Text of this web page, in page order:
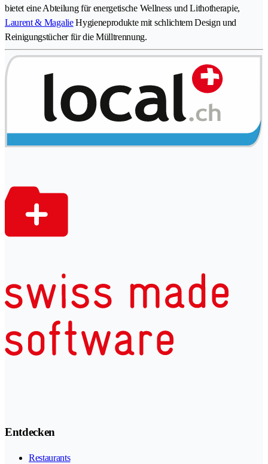
bietet eine Abteilung für energetische Wellness und Lithotherapie,
Laurent & MagalieHygieneprodukte mit schlichtem Design und
Reinigungstücher für die Mülltrennung.
Entdecken
Restaurants